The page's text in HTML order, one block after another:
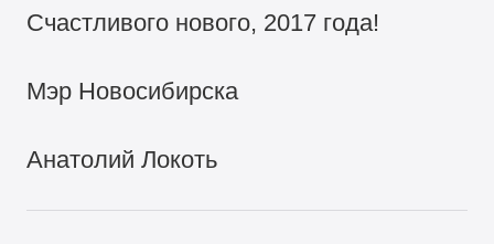
Счастливого нового, 2017 года!
Мэр Новосибирска
Анатолий Локоть